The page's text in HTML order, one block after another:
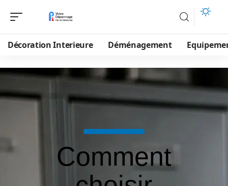
Décoration Interieure Déménagement
Comment